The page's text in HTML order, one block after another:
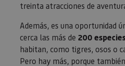
treinta atracciones de
Además, es una oportunidad
cerca las más de 200
habitan, como tigres, osos o
Pero hay más, porque